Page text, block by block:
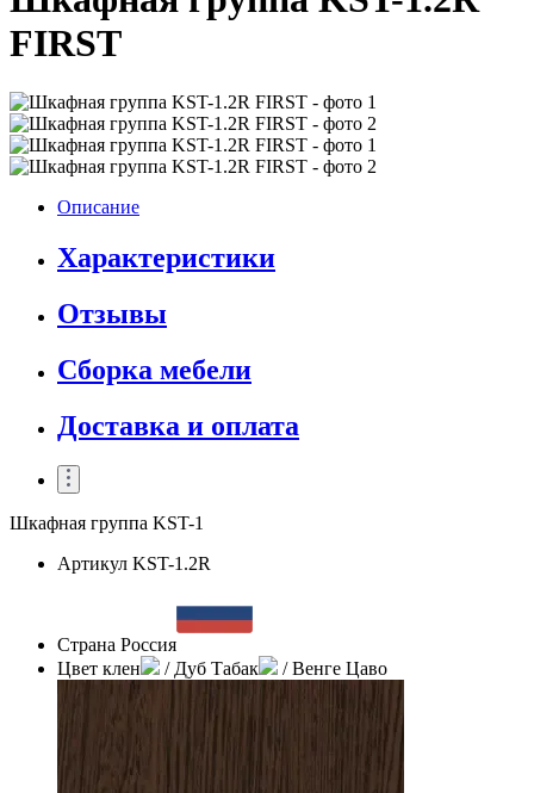
FIRST
Описание
Характеристики
Отзывы
Сборка мебели
Доставка и оплата
Шкафная группа KST-1
Артикул KST-1.2R
Страна Россия
Цвет клен / Дуб Табак / Венге Цаво